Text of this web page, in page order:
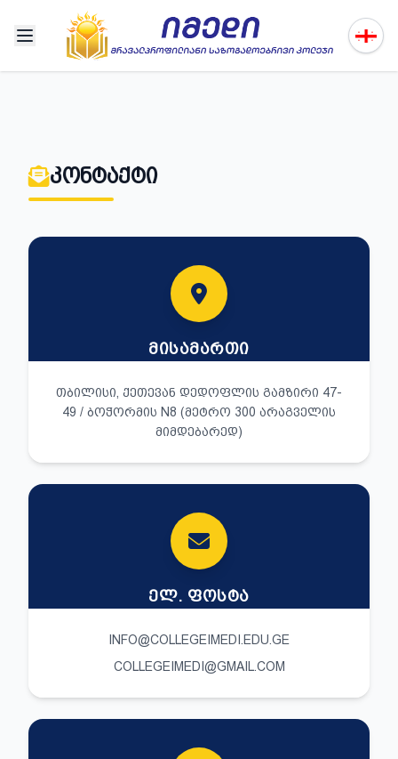
ᲙᲝᲜᲢᲐᲥᲢᲘ
ᲛᲘᲡᲐᲛᲐᲠᲗᲘ
ᲗᲑᲘᲚᲘᲡᲘ, ᲥᲔᲗᲔᲕᲐᲜ ᲓᲔᲓᲝᲤᲚᲘᲡ ᲒᲐᲛᲖᲘᲠᲘ 47-
49 / ᲑᲝᲭᲝᲠᲛᲘᲡ N8 (ᲛᲔᲢᲠᲝ 300 ᲐᲠᲐᲒᲕᲔᲚᲘᲡ
ᲛᲘᲛᲓᲔᲑᲐᲠᲔᲓ)
ᲔᲚ. ᲤᲝᲡᲢᲐ
INFO@COLLEGEIMEDI.EDU.GE
COLLEGEIMEDI@GMAIL.COM